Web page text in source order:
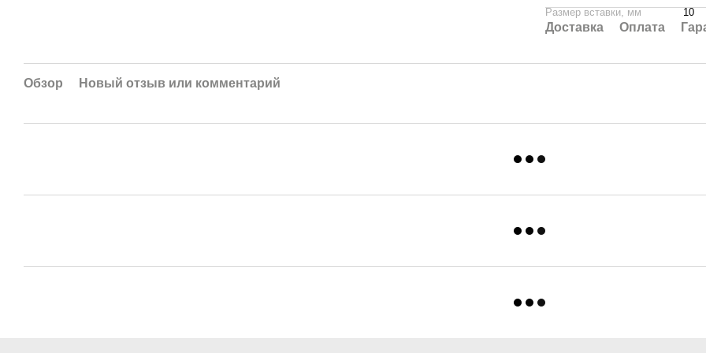
Размер вставки, мм
10
Доставка Оплата
Обзор Новый отзыв или комментарий